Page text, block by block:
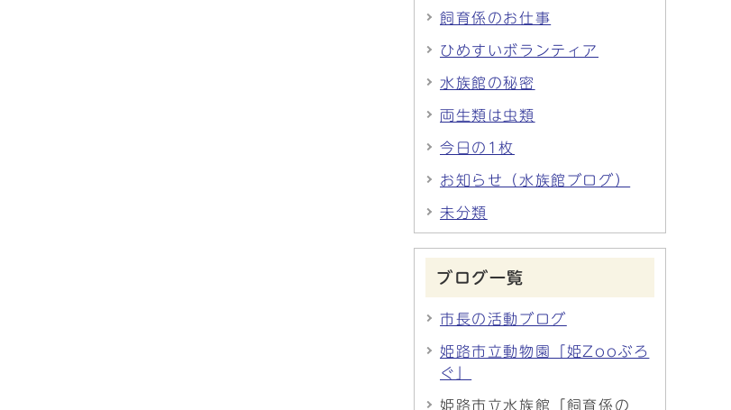
飼育係のお仕事
ひめすいボランティア
水族館の秘密
両生類は虫類
今日の1枚
お知らせ（水族館ブログ）
未分類
ブログ一覧
市長の活動ブログ
姫路市立動物園「姫Zooぶろ
ぐ」
姫路市立水族館「飼育係の